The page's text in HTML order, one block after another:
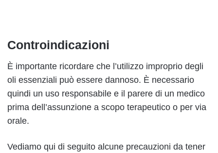
Controindicazioni
È importante ricordare che l’utilizzo improprio degli
oli essenziali può essere dannoso. È necessario
quindi un uso responsabile e il parere di un medico
prima dell’assunzione a scopo terapeutico o per via
orale.
Vediamo qui di seguito alcune precauzioni da tener